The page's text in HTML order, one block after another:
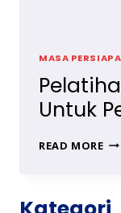
MASA
Untuk
READ MORE